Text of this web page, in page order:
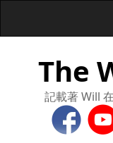
The
記載著 Will